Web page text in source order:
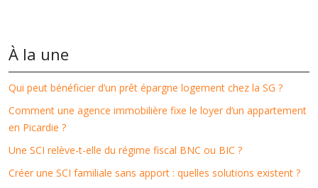
À la une
Qui peut bénéficier d’un prêt épargne logement chez la SG ?
Comment une agence immobilière fixe le loyer d’un appartement
en Picardie ?
Une SCI relève-t-elle du régime fiscal BNC ou BIC ?
Créer une SCI familiale sans apport : quelles solutions existent ?